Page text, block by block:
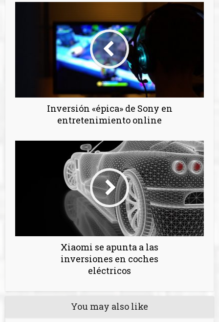
Inversión «épica» de Sony en
entretenimiento online
Xiaomi se apunta a las
inversiones en coches
eléctricos
You may also like